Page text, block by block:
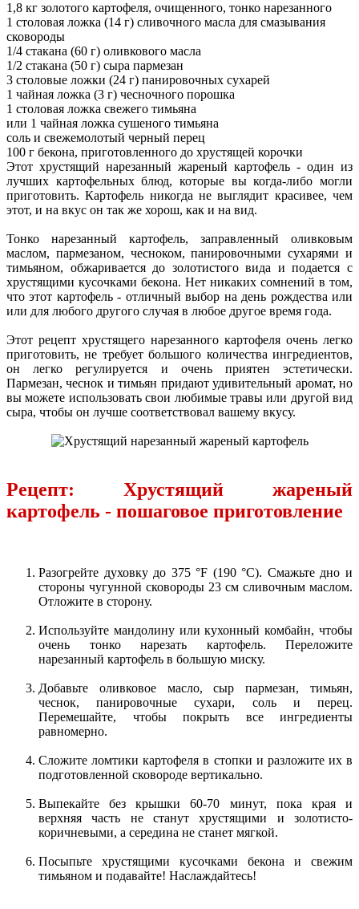
1,8 кг золотого картофеля, очищенного, тонко нарезанного
1 столовая ложка (14 г) сливочного масла для смазывания
сковороды
1/4 стакана (60 г) оливкового масла
1/2 стакана (50 г) сыра пармезан
3 столовые ложки (24 г) панировочных сухарей
1 чайная ложка (3 г) чесночного порошка
1 столовая ложка свежего тимьяна
или 1 чайная ложка сушеного тимьяна
соль и свежемолотый черный перец
100 г бекона, приготовленного до хрустящей корочки
Этот хрустящий нарезанный жареный картофель - один из
лучших картофельных блюд, которые вы когда-либо могли
приготовить. Картофель никогда не выглядит красивее, чем
этот, и на вкус он так же хорош, как и на вид.
Тонко нарезанный картофель, заправленный оливковым
маслом, пармезаном, чесноком, панировочными сухарями и
тимьяном, обжаривается до золотистого вида и подается с
хрустящими кусочками бекона. Нет никаких сомнений в том,
что этот картофель - отличный выбор на день рождества или
или для любого другого случая в любое другое время года.
Этот рецепт хрустящего нарезанного картофеля очень легко
приготовить, не требует большого количества ингредиентов,
он легко регулируется и очень приятен эстетически.
Пармезан, чеснок и тимьян придают удивительный аромат, но
вы можете использовать свои любимые травы или другой вид
сыра, чтобы он лучше соответствовал вашему вкусу.
Рецепт: Хрустящий жареный
картофель - пошаговое приготовление
Разогрейте духовку до 375 °F (190 °C). Смажьте дно и
стороны чугунной сковороды 23 см сливочным маслом.
Отложите в сторону.
Используйте мандолину или кухонный комбайн, чтобы
очень тонко нарезать картофель. Переложите
нарезанный картофель в большую миску.
Добавьте оливковое масло, сыр пармезан, тимьян,
чеснок, панировочные сухари, соль и перец.
Перемешайте, чтобы покрыть все ингредиенты
равномерно.
Сложите ломтики картофеля в стопки и разложите их в
подготовленной сковороде вертикально.
Выпекайте без крышки 60-70 минут, пока края и
верхняя часть не станут хрустящими и золотисто-
коричневыми, а середина не станет мягкой.
Посыпьте хрустящими кусочками бекона и свежим
тимьяном и подавайте! Наслаждайтесь!